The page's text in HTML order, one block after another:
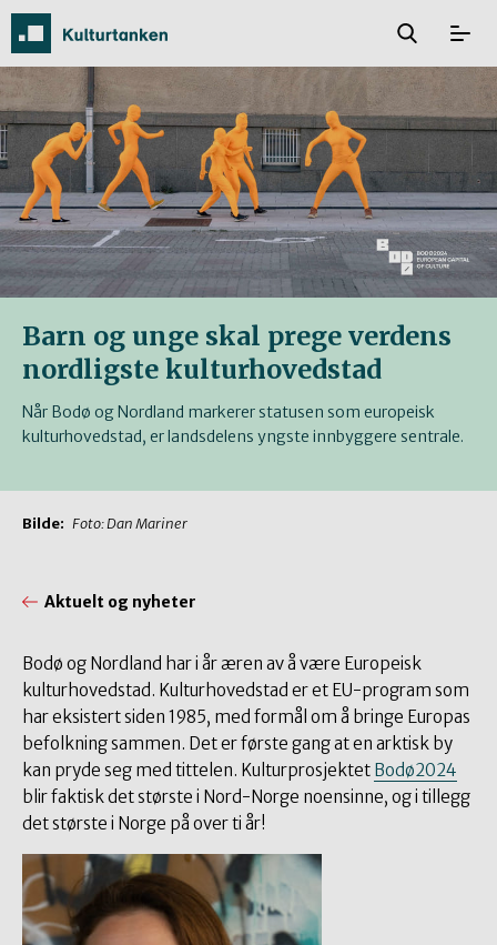
Barn og unge skal prege verdens
nordligste kulturhovedstad
Når Bodø og Nordland markerer statusen som europeisk
kulturhovedstad, er landsdelens yngste innbyggere sentrale.
Bilde: Foto: Dan Mariner
Aktuelt og nyheter
Bodø og Nordland har i år æren av å være Europeisk
kulturhovedstad. Kulturhovedstad er et EU-program som
har eksistert siden 1985, med formål om å bringe Europas
befolkning sammen. Det er første gang at en arktisk by
kan pryde seg med tittelen. Kulturprosjektet Bodø2024
blir faktisk det største i Nord-Norge noensinne, og i tillegg
det største i Norge på over ti år!